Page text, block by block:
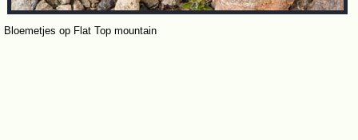
Bloemetjes op Flat Top mountain